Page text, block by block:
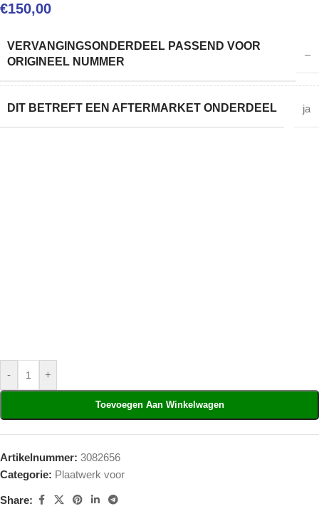
€150,00
VERVANGINGSONDERDEEL PASSEND VOOR
ORIGINEEL NUMMER
–
DIT BETREFT EEN AFTERMARKET ONDERDEEL ja
- +
Toevoegen Aan Winkelwagen
Artikelnummer: 3082656
Categorie: Plaatwerk voor
Share: